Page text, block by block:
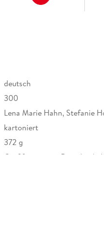
deutsch
300
Lena Marie Hahn, Stefanie
kartoniert
372 g
Großformatiges Paperback.